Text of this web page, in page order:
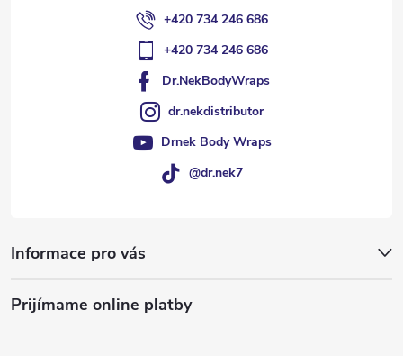
+420 734 246 686
+420 734 246 686
Dr.NekBodyWraps
dr.nekdistributor
Drnek Body Wraps
@dr.nek7
Informace pro vás
Prijímame online platby